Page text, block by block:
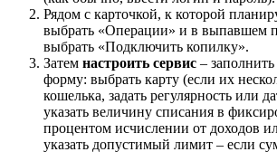
Рядом с карточкой, к которой
выбрать «Операции» и в выпавшем
выбрать «Подключить копилку».
Затем настроить сервис –
форму: выбрать карту (если их
кошелька, задать регулярность или
указать величину списания в
процентом исчислении от доходов
указать допустимый лимит – если